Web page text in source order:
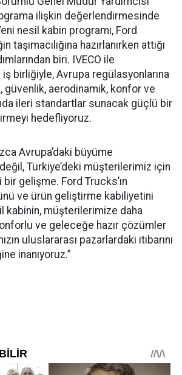
ilişkin değerlendirmesinde
nesil kabin programı, Ford
taşımacılığına hazırlanırken attığı
biri. IVECO ile
birliğiyle, Avrupa regülasyonlarına
güvenlik, aerodinamik, konfor ve
ileri standartlar sunacak güçlü bir
hedefliyoruz.
Avrupa’daki büyüme
Türkiye’deki müşterilerimiz için
gelişme. Ford Trucks’ın
ve ürün geliştirme kabiliyetini
kabinin, müşterilerimize daha
ve geleceğe hazır çözümler
uluslararası pazarlardaki itibarını
inanıyoruz.”